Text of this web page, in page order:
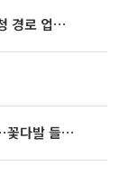
태풍 '돌핀' 오키나와 접근…일본기상청 경로 업데이트
아옳이, 한의사 김형배와 벌써 200일⋯꽃다발 들고 "프러포즈 아냐"